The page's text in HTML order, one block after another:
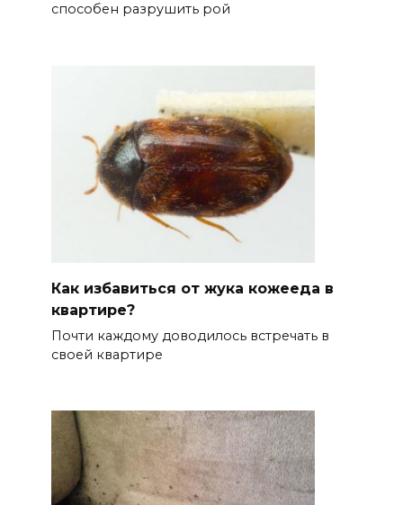
способен разрушить рой
Как избавиться от жука кожееда в
квартире?
Почти каждому доводилось встречать в
своей квартире